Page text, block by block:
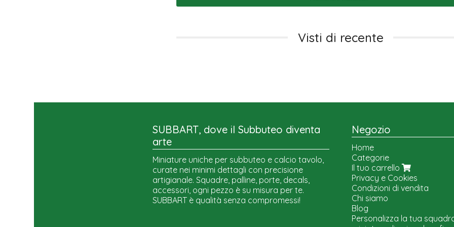
Visti di recente
SUBBART, dove il Subbuteo diventa
arte
Miniature uniche per subbuteo e calcio tavolo,
curate nei minimi dettagli con precisione
artigianale. Squadre, palline, porte, decals,
accessori, ogni pezzo è su misura per te.
SUBBART è qualità senza compromessi!
Negozio
Home
Categorie
Il tuo carrello
Privacy e Cookies
Condizioni di vendita
Chi siamo
Blog
Personalizza la tua